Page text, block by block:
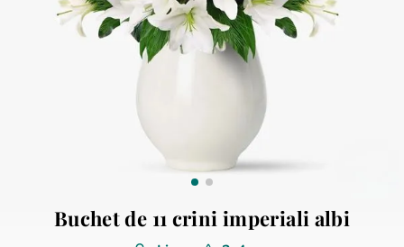
Buchet de 11 crini imperiali albi
buchet crini